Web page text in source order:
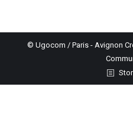
© Ugocom / Paris - Avignon